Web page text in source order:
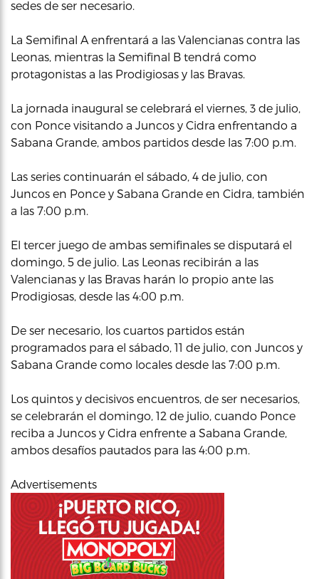
sedes de ser necesario.
La Semifinal A enfrentará a las Valencianas contra las
Leonas, mientras la Semifinal B tendrá como
protagonistas a las Prodigiosas y las Bravas.
La jornada inaugural se celebrará el viernes, 3 de julio,
con Ponce visitando a Juncos y Cidra enfrentando a
Sabana Grande, ambos partidos desde las 7:00 p.m.
Las series continuarán el sábado, 4 de julio, con
Juncos en Ponce y Sabana Grande en Cidra, también
a las 7:00 p.m.
El tercer juego de ambas semifinales se disputará el
domingo, 5 de julio. Las Leonas recibirán a las
Valencianas y las Bravas harán lo propio ante las
Prodigiosas, desde las 4:00 p.m.
De ser necesario, los cuartos partidos están
programados para el sábado, 11 de julio, con Juncos y
Sabana Grande como locales desde las 7:00 p.m.
Los quintos y decisivos encuentros, de ser necesarios,
se celebrarán el domingo, 12 de julio, cuando Ponce
reciba a Juncos y Cidra enfrente a Sabana Grande,
ambos desafíos pautados para las 4:00 p.m.
Advertisements